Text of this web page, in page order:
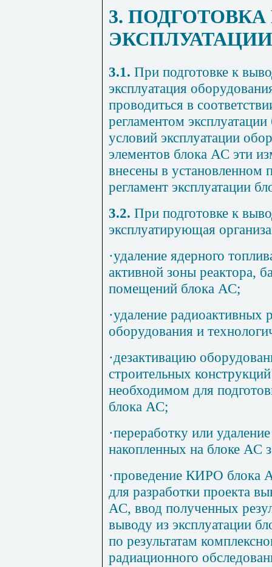
3.
3.1. При подготовке к
эксплуатация
проводиться в
регламентом
условий эксплуатации
элементов блока АС эти
внесены в установленном
регламент эксплуатации
3.2. При подготовке к
эксплуатирующая
·удаление ядерного
активной зоны реактора,
помещений блока АС;
·удаление радиоактивных
оборудования и
·дезактивацию
строительных
необходимом для
блока АС;
·переработку или
накопленных на блоке АС
·проведение КИРО блока
для разработки проекта
АС, ввод полученных
выводу из эксплуатации
по результатам
радиационного